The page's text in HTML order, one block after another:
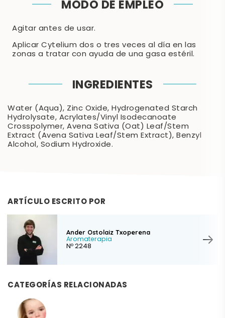
MODO DE EMPLEO
Agitar antes de usar.
Aplicar Cytelium dos o tres veces al día en las
zonas a tratar con ayuda de una gasa estéril.
INGREDIENTES
Water (Aqua), Zinc Oxide, Hydrogenated Starch
Hydrolysate, Acrylates/Vinyl Isodecanoate
Crosspolymer, Avena Sativa (Oat) Leaf/Stem
Extract (Avena Sativa Leaf/Stem Extract), Benzyl
Alcohol, Sodium Hydroxide.
ARTÍCULO ESCRITO POR
Ander Ostolaiz Txoperena
Aromaterapia
Nº 2248
CATEGORÍAS RELACIONADAS